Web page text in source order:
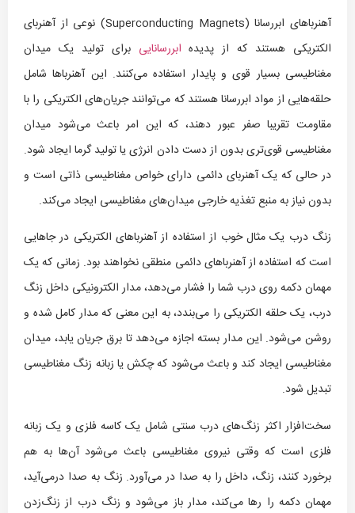
آهنرباهای ابررسانا (Superconducting Magnets) نوعی از آهنربای
الکتریکی هستند که از پدیده ابررسانایی برای تولید یک میدان
مغناطیسی بسیار قوی و پایدار استفاده می‌کنند. این آهنرباها شامل
حلقه‌هایی از مواد ابررسانا هستند که می‌توانند جریان‌های الکتریکی را با
مقاومت تقریبا صفر عبور دهند، که این امر باعث می‌شود میدان
مغناطیسی قوی‌تری بدون از دست دادن انرژی یا تولید گرما ایجاد شود.
در حالی که یک آهنربای دائمی دارای خواص مغناطیسی ذاتی است و
بدون نیاز به منبع تغذیه خارجی میدان‌های مغناطیسی ایجاد می‌کند.
زنگ درب یک مثال خوب از استفاده از آهنرباهای الکتریکی در جاهایی
است که استفاده از آهنرباهای دائمی منطقی نخواهند بود. زمانی که یک
مهمان دکمه روی درب شما را فشار می‌دهد، مدار الکترونیکی داخل زنگ
درب، یک حلقه الکتریکی را می‌بندد، به این معنی که مدار کامل شده و
روشن می‌شود. این مدار بسته اجازه می‌دهد تا برق جریان یابد، میدان
مغناطیسی ایجاد کند و باعث می‌شود که چکش یا زبانه زنگ مغناطیسی
تبدیل شود.
سخت‌افزار اکثر زنگ‌های درب سنتی شامل یک کاسه فلزی و یک زبانه
فلزی است که وقتی نیروی مغناطیسی باعث می‌شود آن‌ها به هم
برخورد کنند، زنگ، داخل را به صدا در می‌آورد. زنگ به صدا درمی‌آید،
مهمان دکمه را رها می‌کند، مدار باز می‌شود و زنگ درب از زنگ‌زدن